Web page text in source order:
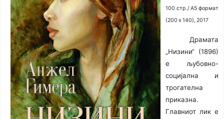
100 стр./ A5 формат
(200 x 140), 2017
Драмата
„Низини“ (1896)
е љубовно-
социјална и
трогателна
приказна.
Главниот лик е